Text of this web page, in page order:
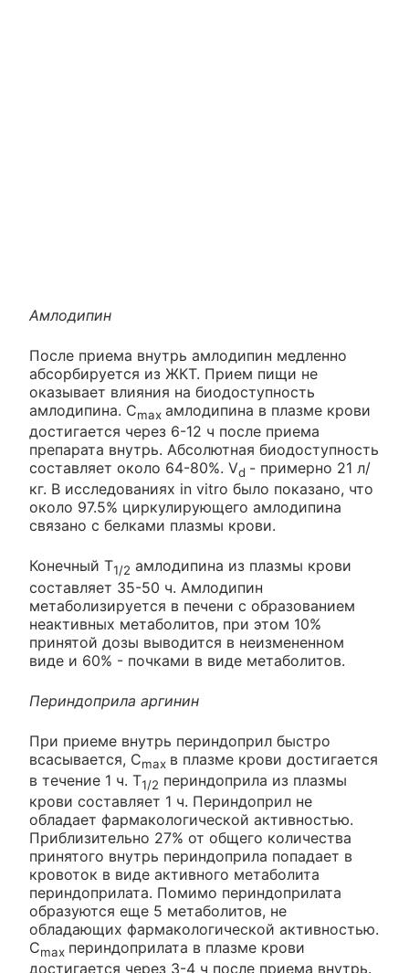
Амлодипин
После приема внутрь амлодипин медленно
абсорбируется из ЖКТ. Прием пищи не
оказывает влияния на биодоступность
амлодипина. Cmax амлодипина в плазме крови
достигается через 6-12 ч после приема
препарата внутрь. Абсолютная биодоступность
составляет около 64-80%. Vd - примерно 21 л/
кг. В исследованиях in vitro было показано, что
около 97.5% циркулирующего амлодипина
связано с белками плазмы крови.
Конечный T1/2 амлодипина из плазмы крови
составляет 35-50 ч. Амлодипин
метаболизируется в печени с образованием
неактивных метаболитов, при этом 10%
принятой дозы выводится в неизмененном
виде и 60% - почками в виде метаболитов.
Периндоприла аргинин
При приеме внутрь периндоприл быстро
всасывается, Cmax в плазме крови достигается
в течение 1 ч. T1/2 периндоприла из плазмы
крови составляет 1 ч. Периндоприл не
обладает фармакологической активностью.
Приблизительно 27% от общего количества
принятого внутрь периндоприла попадает в
кровоток в виде активного метаболита
периндоприлата. Помимо периндоприлата
образуются еще 5 метаболитов, не
обладающих фармакологической активностью.
Cmax периндоприлата в плазме крови
достигается через 3-4 ч после приема внутрь.